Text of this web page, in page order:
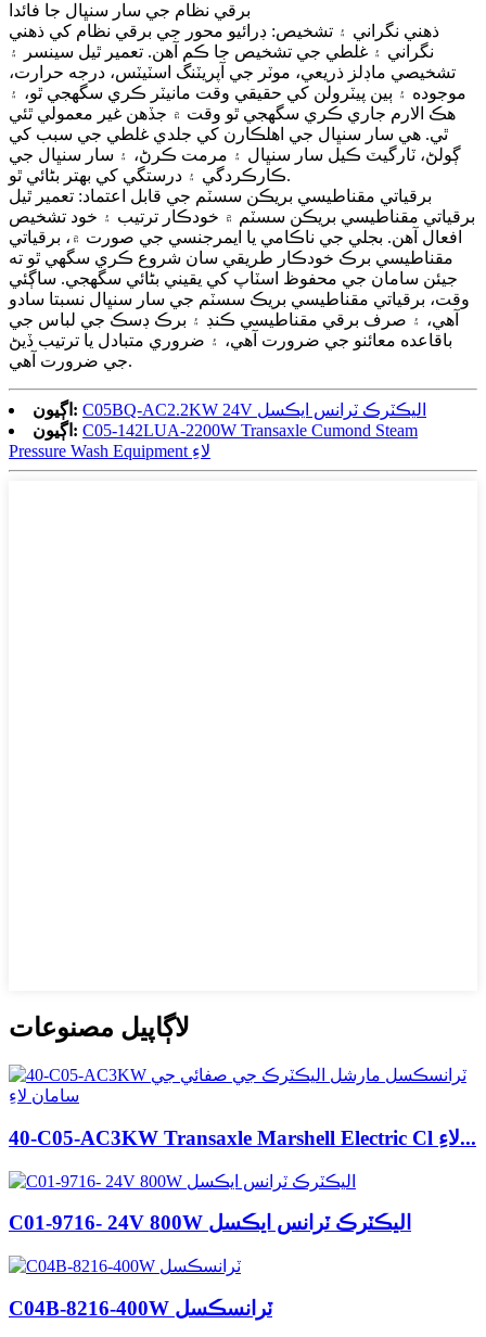
برقي نظام جي سار سنڀال جا فائدا
ذھني نگراني ۽ تشخيص: ڊرائيو محور جي برقي نظام کي ذھني
نگراني ۽ غلطي جي تشخيص جا ڪم آھن. تعمير ٿيل سينسر ۽
تشخيصي ماڊلز ذريعي، موٽر جي آپريٽنگ اسٽيٽس، درجه حرارت،
موجوده ۽ ٻين پيٽرولن کي حقيقي وقت مانيٽر ڪري سگهجي ٿو، ۽
هڪ الارم جاري ڪري سگهجي ٿو وقت ۾ جڏهن غير معمولي ٿئي
ٿي. هي سار سنڀال جي اهلڪارن کي جلدي غلطي جي سبب کي
ڳولڻ، ٽارگيٽ ڪيل سار سنڀال ۽ مرمت ڪرڻ، ۽ سار سنڀال جي
ڪارڪردگي ۽ درستگي کي بهتر بڻائي ٿو.
برقياتي مقناطيسي بريڪن سسٽم جي قابل اعتماد: تعمير ٿيل
برقياتي مقناطيسي بريڪن سسٽم ۾ خودڪار ترتيب ۽ خود تشخيص
افعال آهن. بجلي جي ناڪامي يا ايمرجنسي جي صورت ۾، برقياتي
مقناطيسي برڪ خودڪار طريقي سان شروع ڪري سگھي ٿو ته
جيئن سامان جي محفوظ اسٽاپ کي يقيني بڻائي سگهجي. ساڳئي
وقت، برقياتي مقناطيسي بريڪ سسٽم جي سار سنڀال نسبتا سادو
آهي، ۽ صرف برقي مقناطيسي ڪنڊ ۽ برڪ ڊسڪ جي لباس جي
باقاعده معائنو جي ضرورت آهي، ۽ ضروري متبادل يا ترتيب ڏيڻ
جي ضرورت آهي.
اڳيون:
C05BQ-AC2.2KW 24V اليڪٽرڪ ٽرانس ايڪسل
اڳيون: C05-142LUA-2200W Transaxle Cumond Steam
Pressure Wash Equipment لاءِ
لاڳاپيل مصنوعات
40-C05-AC3KW Transaxle Marshell Electric Cl لاءِ...
C01-9716- 24V 800W اليڪٽرڪ ٽرانس ايڪسل
C04B-8216-400W ٽرانسڪسل